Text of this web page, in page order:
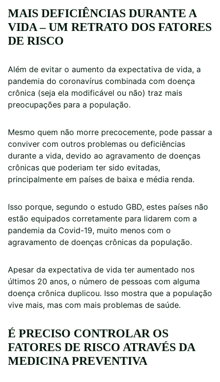
MAIS DEFICIÊNCIAS DURANTE A
VIDA – UM RETRATO DOS FATORES
DE RISCO
Além de evitar o aumento da expectativa de vida, a
pandemia do coronavírus combinada com doença
crônica (seja ela modificável ou não) traz mais
preocupações para a população.
Mesmo quem não morre precocemente, pode passar a
conviver com outros problemas ou deficiências
durante a vida, devido ao agravamento de doenças
crônicas que poderiam ter sido evitadas,
principalmente em países de baixa e média renda.
Isso porque, segundo o estudo GBD, estes países não
estão equipados corretamente para lidarem com a
pandemia da Covid-19, muito menos com o
agravamento de doenças crônicas da população.
Apesar da expectativa de vida ter aumentado nos
últimos 20 anos, o número de pessoas com alguma
doença crônica duplicou. Isso mostra que a população
vive mais, mas com mais problemas de saúde.
É PRECISO CONTROLAR OS
FATORES DE RISCO ATRAVÉS DA
MEDICINA PREVENTIVA